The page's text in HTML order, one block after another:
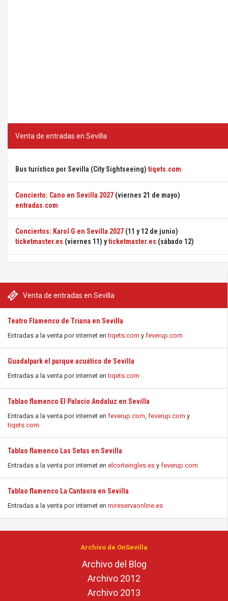
Venta de entradas en Sevilla
Teatro Flamenco de Triana en Sevilla
Entradas a la venta por internet entiqets.com y feverup.com
Guadalpark el parque acuático de Sevilla
Entradas a la venta por internet entiqets.com
Tablao flamenco El Palacio Andaluz en Sevilla
Entradas a la venta por internet en feverup.com, feverup.com y
tiqets.com
Tablao flamenco Las Setas en Sevilla
Entradas a la venta por internet en elcorteingles.es y feverup.com
Tablao flamenco La Cantaora en Sevilla
Entradas a la venta por internet en mireservaonline.es
Venta de entradas en Sevilla
Bus turístico por Sevilla (City Sightseeing) tiqets.com
Concierto: Cano en Sevilla 2027 (viernes 21 de mayo)
entradas.com
Conciertos: Karol G en Sevilla 2027 (11 y 12 de junio)
ticketmaster.es (viernes 11) yticketmaster.es (sábado 12)
Archivo de OnSevilla
Archivo del Blog
Archivo 2012
Archivo 2013